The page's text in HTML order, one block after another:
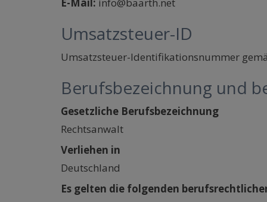
E-Mail: info@baarth.net
Umsatzsteuer-ID
Umsatzsteuer-Identifikationsnummer
Berufsbezeichnung und
Gesetzliche Berufsbezeichnung
Rechtsanwalt
Verliehen in
Deutschland
Es gelten die folgenden